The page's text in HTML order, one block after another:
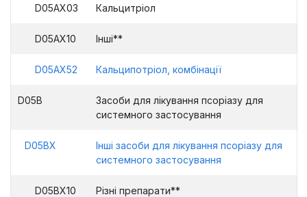
D05AX03 Кальцитріол
D05AX10 Інші**
D05AX52 Кальципотріол, комбінації
D05B
Засоби для лікування псоріазу для
системного застосування
D05BX
Інші засоби для лікування псоріазу для
системного застосування
D05BX10 Різні препарати**